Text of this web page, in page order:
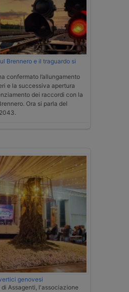
Brennero e il traguardo si
confermato l’allungamento
e la successiva apertura
dei raccordi con la
Ora si parla del
genovesi
Assagenti, l'associazione